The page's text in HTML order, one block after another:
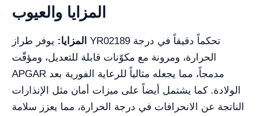
المزايا والعيوب
المزايا: يوفر طراز YR02189 تحكماً دقيقاً في درجة
الحرارة، ومرونة مع مكوّنات قابلة للتعديل، ومؤقّت
APGAR مدمجاً، مما يجعله مثالياً للرعاية الفورية بعد
الولادة. كما يشتمل أيضاً على ميزات أمان مثل الإنذارات
الناتجة عن الانحرافات في درجة الحرارة، مما يعزز سلامة